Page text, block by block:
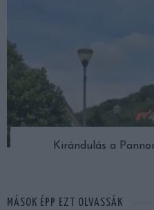
Kirándulás a
MÁSOK ÉPP EZT OLVASSÁK